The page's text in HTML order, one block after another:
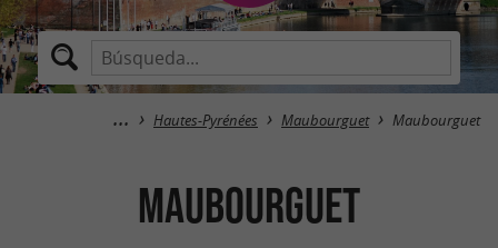
Hautes-Pyrénées Maubourguet Maubourguet
Maubourguet